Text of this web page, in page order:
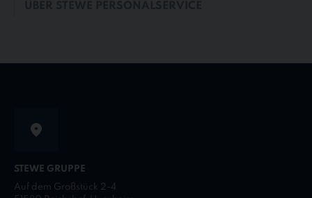
STEWE GRUPPE
Auf dem Großstück 2-4